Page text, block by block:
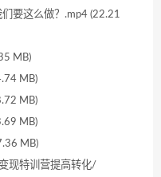
要这么做？.mp4 (22.21
MB)
MB)
MB)
MB)
MB)
现特训营提高转化/